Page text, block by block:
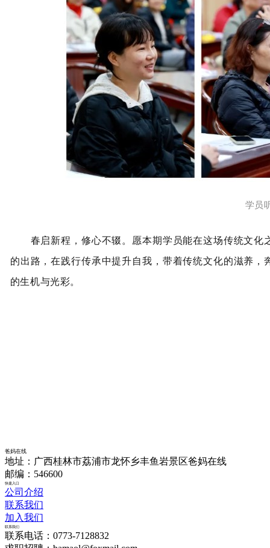
学员
春启新程，修心不辍。愿本期学员能在这场传统文化
的出路，在践行传承中提升自我，带着传统文化的滋养
的生机与光彩。
爸妈在线
地址：广西桂林市荔浦市龙怀乡丰鱼岩景区爸妈在线
邮编：546600
快捷入口
公司介绍
联系我们
加入我们
联系我们
联系电话：0773-7128832